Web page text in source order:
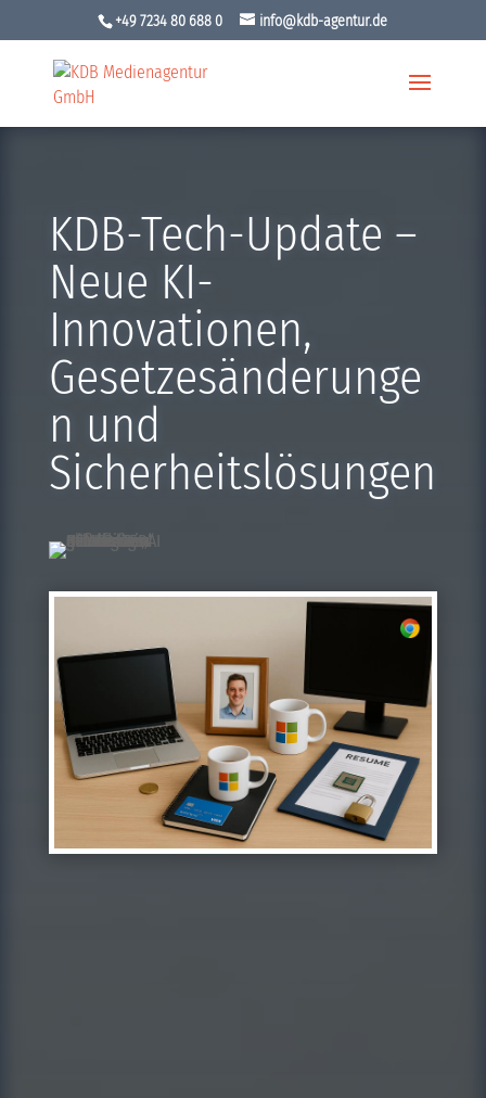
+49 7234 80 688 0 info@kdb-agentur.de
KDB-Tech-Update –
Neue KI-
Innovationen,
Gesetzesänderunge
n und
Sicherheitslösungen